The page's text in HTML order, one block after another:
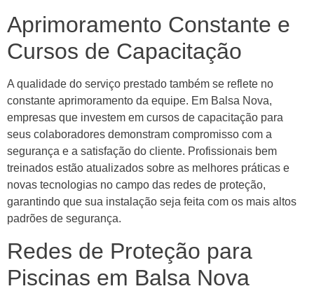
Aprimoramento Constante e
Cursos de Capacitação
A qualidade do serviço prestado também se reflete no
constante aprimoramento da equipe. Em Balsa Nova,
empresas que investem em cursos de capacitação para
seus colaboradores demonstram compromisso com a
segurança e a satisfação do cliente. Profissionais bem
treinados estão atualizados sobre as melhores práticas e
novas tecnologias no campo das redes de proteção,
garantindo que sua instalação seja feita com os mais altos
padrões de segurança.
Redes de Proteção para
Piscinas em Balsa Nova